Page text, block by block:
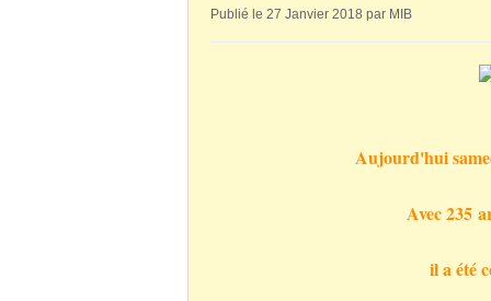
Publié le 27 Janvier 2018 par MIB
Aujourd'hui
Avec 235
il a été